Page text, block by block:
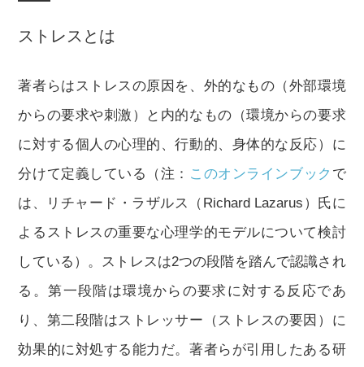
ストレスとは
著者らはストレスの原因を、外的なもの（外部環境
からの要求や刺激）と内的なもの（環境からの要求
に対する個人の心理的、行動的、身体的な反応）に
分けて定義している（注： このオンラインブック で
は、リチャード・ラザルス（Richard Lazarus）氏に
よるストレスの重要な心理学的モデルについて検討
している）。ストレスは2つの段階を踏んで認識され
る。第一段階は環境からの要求に対する反応であ
り、第二段階はストレッサー（ストレスの要因）に
効果的に対処する能力だ。著者らが引用したある研